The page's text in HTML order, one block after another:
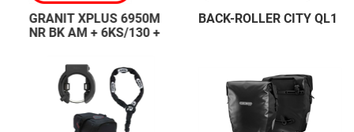
GRANIT XPLUS 6950M
NR BK AM + 6KS/130 +
BACK-ROLLER CITY QL1